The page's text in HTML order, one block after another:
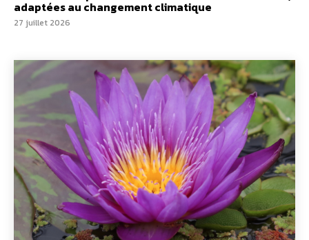
adaptées au changement climatique
27 juillet 2026